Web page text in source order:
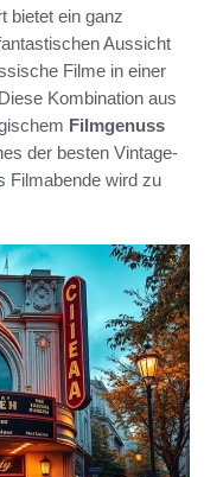
bietet ein ganz
Aussicht
Filme in einer
Kombination aus
Filmgenuss
der besten Vintage-
Filmabende wird zu